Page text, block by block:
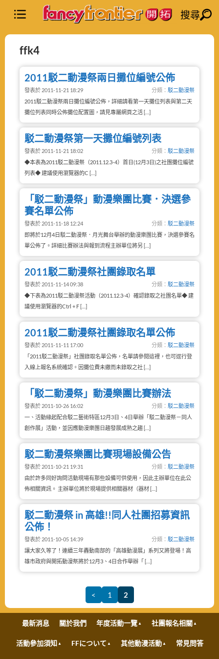
搜尋
ffk4
2011駁二動漫祭兩日攤位編號公佈
發表於 2011-11-21 18:29 分類： 駁二動漫祭
2011駁二動漫祭兩日攤位編號公佈，詳細請看第一天攤位列表與第二天
攤位列表同時公佈攤位配置圖，請見專屬網頁之活 […]
駁二動漫祭第一天攤位編號列表
發表於 2011-11-21 18:02 分類： 駁二動漫祭
◆本表為2011駁二動漫祭（2011.12.3-4）首日(12月3日)之社團攤位編號
列表◆ 建議使用瀏覽器的C […]
「駁二動漫祭」動漫樂團比賽．決選參
賽名單公佈
發表於 2011-11-18 12:24 分類： 駁二動漫祭
即將於12月4日駁二動漫祭．月光舞台舉辦的動漫樂團比賽，決選參賽名
單公佈了。詳細比賽辦法與報到流程主辦單位將另 […]
2011駁二動漫祭社團錄取名單
發表於 2011-11-14 09:38 分類： 駁二動漫祭
◆下表為2011駁二動漫祭活動（2011.12.3-4）確認錄取之社團名單◆ 建
議使用瀏覽器的Ctrl + F […]
2011駁二動漫祭社團錄取名單公佈
發表於 2011-11-11 17:00 分類： 駁二動漫祭
「2011駁二動漫祭」社團錄取名單公佈，名單請參閱這裡，也可逕行登
入線上報名系統確認。因攤位費未繳而未錄取之社 […]
「駁二動漫祭」動漫樂團比賽辦法
發表於 2011-10-26 16:02 分類： 駁二動漫祭
一、活動緣起配合駁二藝術特區12月3日、4日舉辦「駁二動漫祭－同人
創作展」活動，並因應動漫樂團日趨發展成熟之趨 […]
駁二動漫祭樂團比賽現場設備公告
發表於 2011-10-21 19:31 分類： 駁二動漫祭
由於許多同好詢問活動現場有那些設備可供使用，因此主辦單位在此公
佈相關資訊。 主辦單位將於現場提供相關器材（器材 […]
駁二動漫祭 in 高雄!!同人社團招募資訊
公佈！
發表於 2011-10-05 14:39 分類： 駁二動漫祭
讓大家久等了！連續三年轟動南部的「高雄動漫展」系列又將登場！高
雄市政府與開拓動漫祭將於12月3、4日合作舉辦「 […]
< 1 2
最新消息 關於我們 年度活動一覽 社團報名相關
活動參加須知 FFについて 其他動漫活動 常見問答